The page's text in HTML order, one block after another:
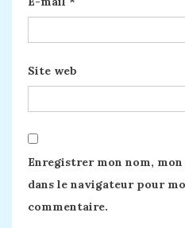
Site web
Enregistrer mon nom,
dans le navigateur pour
commentaire.